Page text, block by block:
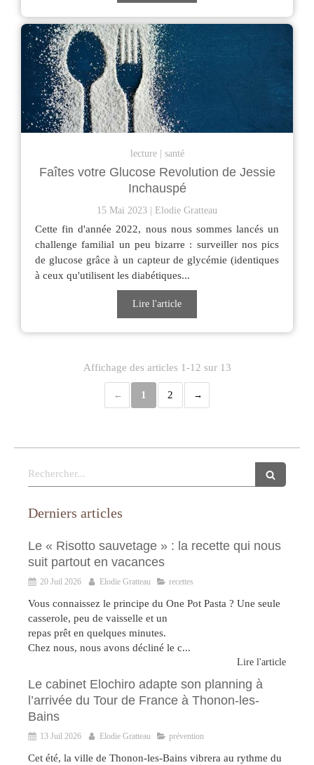
lecture santé
Faîtes votre Glucose Revolution de Jessie
Inchauspé
15 Mai 2023 Elodie Gratteau
Cette fin d'année 2022, nous nous sommes lancés un
challenge familial un peu bizarre : surveiller nos pics
de glucose grâce à un capteur de glycémie (identiques
à ceux qu'utilisent les diabétiques...
Lire l'article
Affichage des articles 1-12 sur 13
1 2
Rechercher
Derniers articles
Le « Risotto sauvetage » : la recette qui nous
suit partout en vacances
20 Juil 2026 Elodie Gratteau recettes
Vous connaissez le principe du One Pot Pasta ? Une seule
casserole, peu de vaisselle et un
repas prêt en quelques minutes.
Chez nous, nous avons décliné le c...
Lire l'article
Le cabinet Elochiro adapte son planning à
l’arrivée du Tour de France à Thonon-les-
Bains
13 Juil 2026 Elodie Gratteau prévention
Cet été, la ville de Thonon-les-Bains vibrera au rythme du